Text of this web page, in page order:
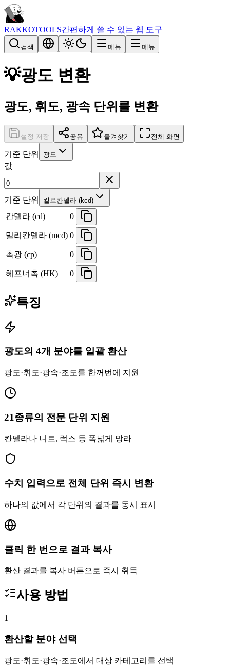
RAKKOTOOLS간편하게 쓸 수 있는 웹 도구
검색 메뉴 메뉴
💡광도 변환
광도, 휘도, 광속 단위를 변환
설정 저장 공유 즐겨찾기 전체 화면
기준 단위 광도
값
기준 단위 킬로칸델라 (kcd)
칸델라 (cd) 0
밀리칸델라 (mcd) 0
촉광 (cp) 0
헤프너촉 (HK) 0
특징
광도의 4개 분야를 일괄 환산
광도·휘도·광속·조도를 한꺼번에 지원
21종류의 전문 단위 지원
칸델라나 니트, 럭스 등 폭넓게 망라
수치 입력으로 전체 단위 즉시 변환
하나의 값에서 각 단위의 결과를 동시 표시
클릭 한 번으로 결과 복사
환산 결과를 복사 버튼으로 즉시 취득
사용 방법
1
환산할 분야 선택
광도·휘도·광속·조도에서 대상 카테고리를 선택